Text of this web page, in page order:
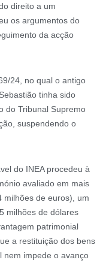
direito a um
os argumentos do
da acção
24, no qual o antigo
tinha sido
do Tribunal Supremo
suspendendo o
do INEA procedeu à
avaliado em mais
milhões de euros), um
milhões de dólares
patrimonial
a restituição dos bens
nem impede o avanço